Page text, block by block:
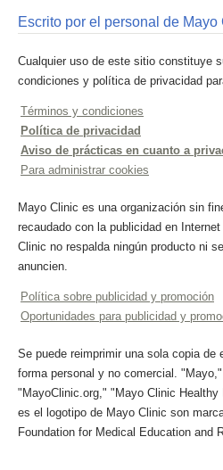
Escrito por el personal de Mayo
Cualquier uso de este sitio constituye
condiciones y política de privacidad
Términos y condiciones
Política de privacidad
Aviso de prácticas en cuanto a
Para administrar cookies
Mayo Clinic es una organización sin
recaudado con la publicidad en
Clinic no respalda ningún producto ni
anuncien.
Política sobre publicidad y promoción
Oportunidades para publicidad y
Se puede reimprimir una sola copia de
forma personal y no comercial.
"MayoClinic.org," "Mayo Clinic
es el logotipo de Mayo Clinic son
Foundation for Medical Education and